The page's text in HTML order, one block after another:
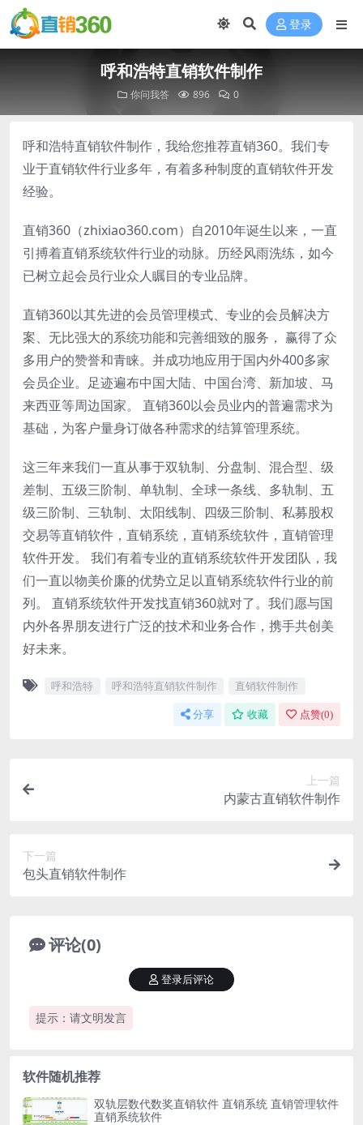
登录
呼和浩特直销软件制作
你问我答 896 0
呼和浩特直销软件制作，我给您推荐直销360。我们专
业于直销软件行业多年，有着多种制度的直销软件开发
经验。
直销360（zhixiao360.com）自2010年诞生以来，一直
引搏着直销系统软件行业的动脉。历经风雨洗练，如今
已树立起会员行业众人瞩目的专业品牌。
直销360以其先进的会员管理模式、专业的会员解决方
案、无比强大的系统功能和完善细致的服务， 赢得了众
多用户的赞誉和青睐。并成功地应用于国内外400多家
会员企业。足迹遍布中国大陆、中国台湾、新加坡、马
来西亚等周边国家。 直销360以会员业内的普遍需求为
基础，为客户量身订做各种需求的结算管理系统。
这三年来我们一直从事于双轨制、分盘制、混合型、级
差制、五级三阶制、单轨制、全球一条线、多轨制、五
级三阶制、三轨制、太阳线制、四级三阶制、私募股权
交易等直销软件，直销系统，直销系统软件，直销管理
软件开发。 我们有着专业的直销系统软件开发团队，我
们一直以物美价廉的优势立足以直销系统软件行业的前
列。 直销系统软件开发找直销360就对了。我们愿与国
内外各界朋友进行广泛的技术和业务合作，携手共创美
好未来。
呼和浩特 呼和浩特直销软件制作 直销软件制作
分享 收藏 点赞(0)
上一篇
内蒙古直销软件制作
下一篇
包头直销软件制作
评论(0)
提示：请文明发言
登录后评论
软件随机推荐
双轨层数代数奖直销软件 直销系统 直销管理软件
直销系统软件